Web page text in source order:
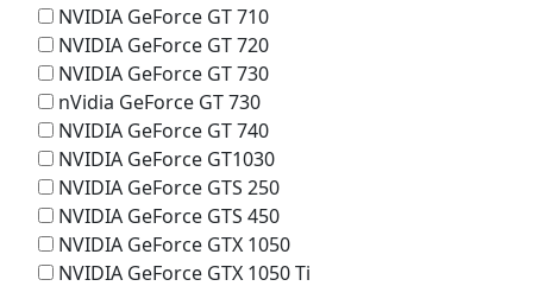
NVIDIA GeForce GT 710
NVIDIA GeForce GT 720
NVIDIA GeForce GT 730
nVidia GeForce GT 730
NVIDIA GeForce GT 740
NVIDIA GeForce GT1030
NVIDIA GeForce GTS 250
NVIDIA GeForce GTS 450
NVIDIA GeForce GTX 1050
NVIDIA GeForce GTX 1050 Ti